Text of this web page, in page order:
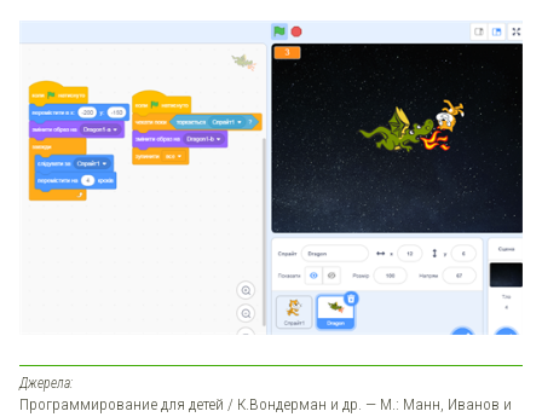
Джерела:
Программирование для детей / К.Вондерман и др. — М.: Манн, Иванов и